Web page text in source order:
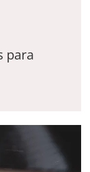
para